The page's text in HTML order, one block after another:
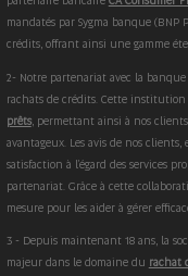
mandatés par Sygma banque (BNP
crédits, offrant ainsi une gamme
2- Notre partenariat avec la
rachats de crédits. Cette
prêts, permettant ainsi à nos
avantageux. Les avis de nos
satisfaction à l'égard des services
partenariat. Grâce à cette
mesure pour les aider à gérer
3 - Depuis maintenant 18 ans, la
majeur dans le domaine du rachat